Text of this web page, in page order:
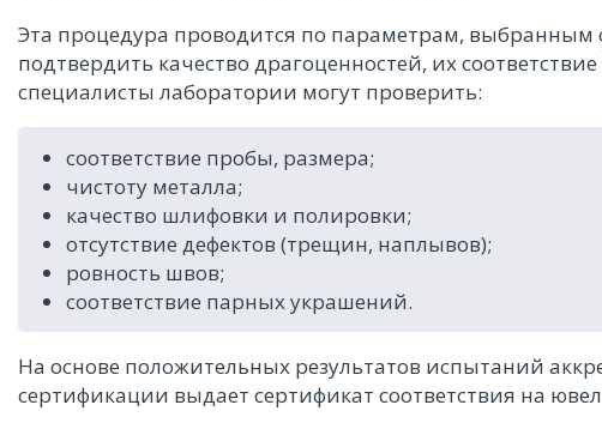
Эта процедура проводится по параметрам, выбранным
подтвердить качество драгоценностей, их
специалисты лаборатории могут проверить:
соответствие пробы, размера;
чистоту металла;
качество шлифовки и полировки;
отсутствие дефектов (трещин, наплывов);
ровность швов;
соответствие парных украшений.
На основе положительных результатов испытаний
сертификации выдает сертификат соответствия на